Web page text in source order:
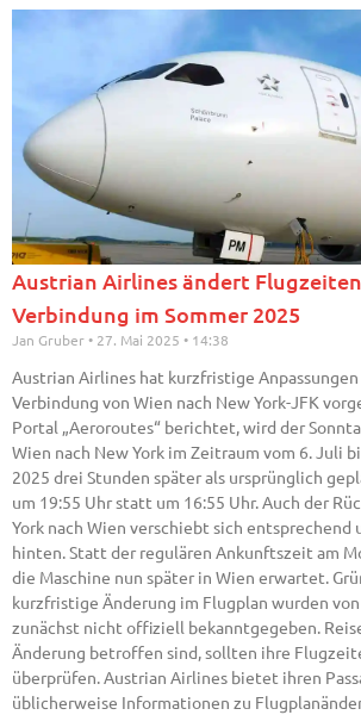
Austrian Airlines ändert
Verbindung im Sommer 2025
Jan Gruber 27. Mai 2025 14:38
Austrian Airlines hat kurzfristige
Verbindung von Wien nach New York-JFK
Portal „Aeroroutes“ berichtet, wird der
Wien nach New York im Zeitraum vom 6. Juli
2025 drei Stunden später als ursprünglich
um 19:55 Uhr statt um 16:55 Uhr. Auch der
York nach Wien verschiebt sich entsprechend
hinten. Statt der regulären Ankunftszeit am
die Maschine nun später in Wien erwartet.
kurzfristige Änderung im Flugplan wurden
zunächst nicht offiziell bekanntgegeben.
Änderung betroffen sind, sollten ihre
überprüfen. Austrian Airlines bietet ihren
üblicherweise Informationen zu